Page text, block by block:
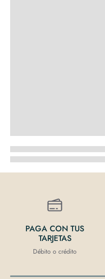
PAGA CON TUS
TARJETAS
Débito o crédito